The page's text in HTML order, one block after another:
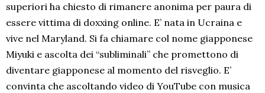
superiori ha chiesto di rimanere anonima per paura di
essere vittima di doxxing online. E’ nata in Ucraina e
vive nel Maryland. Si fa chiamare col nome giapponese
Miyuki e ascolta dei “subliminali” che promettono di
diventare giapponese al momento del risveglio. E’
convinta che ascoltando video di YouTube con musica